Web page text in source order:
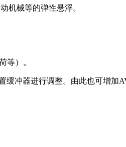
机械等的弹性悬浮。
等）。
缓冲器进行调整。由此也可增加